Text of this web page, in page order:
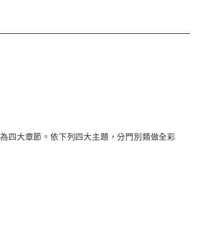
四大章節。依下列四大主題，分門別類做全彩